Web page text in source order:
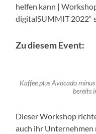
helfen kann |
digitalSUMMIT 2022“
Zu diesem Event:
Kaffee plus Avocado
bereits
Dieser Workshop
auch ihr Unternehmen